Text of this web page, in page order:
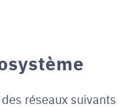
réseaux suivants